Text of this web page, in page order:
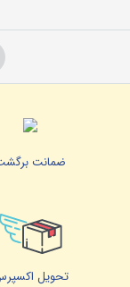
ضمانت
تحویل